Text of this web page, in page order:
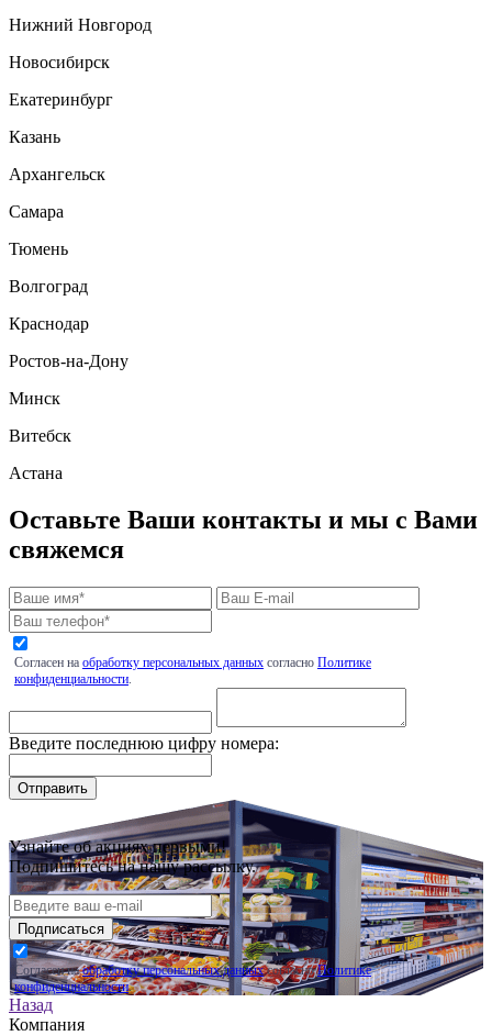
Нижний Новгород
Новосибирск
Екатеринбург
Казань
Архангельск
Самара
Тюмень
Волгоград
Краснодар
Ростов-на-Дону
Минск
Витебск
Астана
Оставьте Ваши контакты и мы с Вами
свяжемся
Согласен на обработку персональных данных согласно Политике
конфиденциальности.
Введите последнюю цифру номера:
Узнайте об акциях первыми!
Подпишитесь на нашу рассылку.
Подписаться
Согласен наобработку персональных данныхсогласноПолитике
конфиденциальности.
Назад
Компания